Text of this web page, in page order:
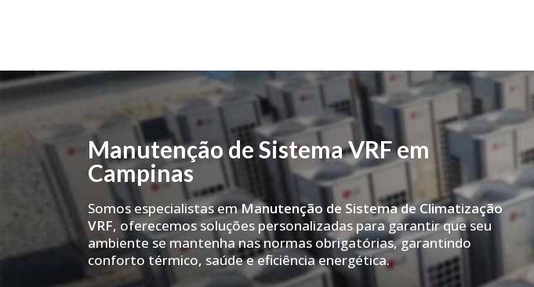
Manutenção de Sistema VRF em
Campinas
Somos especialistas emManutenção de Sistema de Climatização
VRF, oferecemos soluções personalizadas para garantir que seu
ambiente se mantenha nas normas obrigatórias, garantindo
conforto térmico, saúde e eficiência energética.